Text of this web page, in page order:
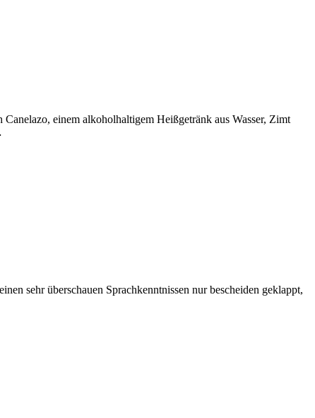
einem alkoholhaltigem Heißgetränk aus Wasser, Zimt
sehr überschauen Sprachkenntnissen nur bescheiden geklappt,